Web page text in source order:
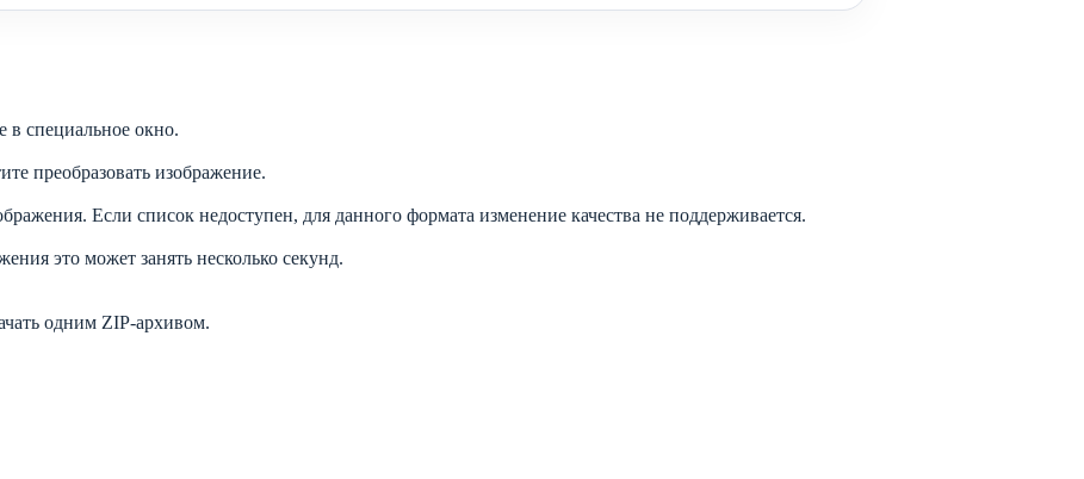
специальное окно.
преобразовать изображение.
Если список недоступен, для данного формата изменение качества не поддерживается.
это может занять несколько секунд.
одним ZIP-архивом.